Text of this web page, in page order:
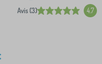
Avis (3) 4.7